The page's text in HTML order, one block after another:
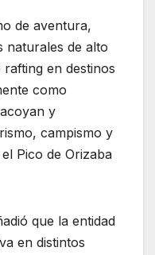
de aventura,
naturales de alto
en destinos
como
y
campismo y
Pico de Orizaba
que la entidad
en distintos